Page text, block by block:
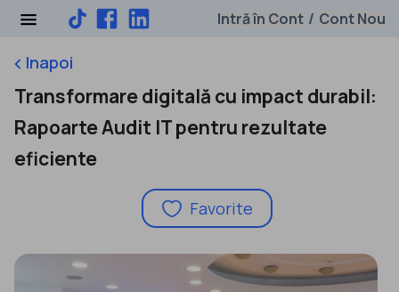
Intră în Cont / Cont Nou
keyboard_arrow_leftInapoi
Transformare digitală cu impact durabil:
Rapoarte Audit IT pentru rezultate
eficiente
Favorite